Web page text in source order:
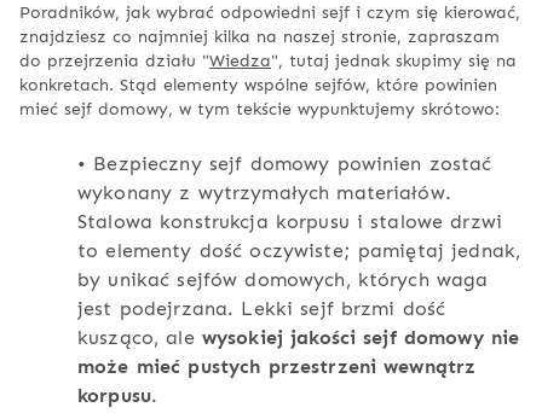
Poradników, jak wybrać odpowiedni sejf i czym się kierować,
znajdziesz co najmniej kilka na naszej stronie, zapraszam
do przejrzenia działu "Wiedza", tutaj jednak skupimy się na
konkretach. Stąd elementy wspólne sejfów, które powinien
mieć sejf domowy, w tym tekście wypunktujemy skrótowo:
• Bezpieczny sejf domowy powinien zostać
wykonany z wytrzymałych materiałów.
Stalowa konstrukcja korpusu i stalowe drzwi
to elementy dość oczywiste; pamiętaj jednak,
by unikać sejfów domowych, których waga
jest podejrzana. Lekki sejf brzmi dość
kusząco, ale wysokiej jakości sejf domowy nie
może mieć pustych przestrzeni wewnątrz
korpusu.